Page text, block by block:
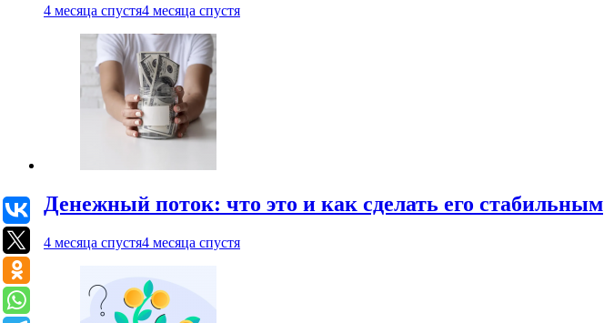
4 месяца спустя4 месяца спустя
Денежный поток: что это и как сделать его стабильным
4 месяца спустя4 месяца спустя